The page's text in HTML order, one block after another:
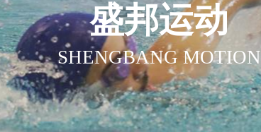
盛邦运动
SHENGBANG MOTION